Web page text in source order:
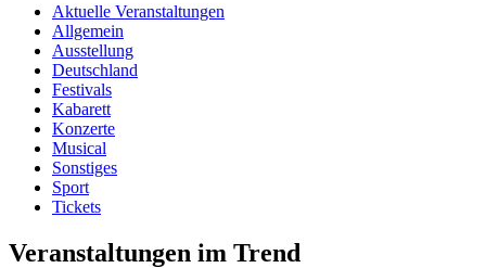
Aktuelle Veranstaltungen
Allgemein
Ausstellung
Deutschland
Festivals
Kabarett
Konzerte
Musical
Sonstiges
Sport
Tickets
Veranstaltungen im Trend